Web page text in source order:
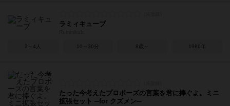
ラミィキューブ
2～4人 10～30分 8歳～ 1980年
たった今考えたプロポーズの言葉を君に捧ぐよ。ミニ
拡張セット ─for クズメン─